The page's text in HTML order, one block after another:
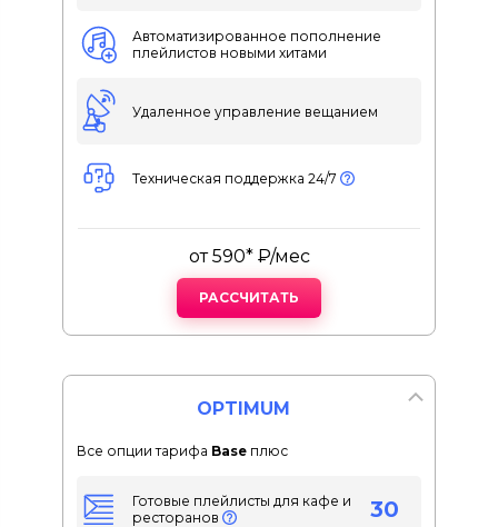
Автоматизированное пополнение
плейлистов новыми хитами
Удаленное управление вещанием
Техническая поддержка 24/7
от 590* ₽/мес
РАССЧИТАТЬ
OPTIMUM
Все опции тарифа Base плюс
Готовые плейлисты для кафе и
ресторанов
30